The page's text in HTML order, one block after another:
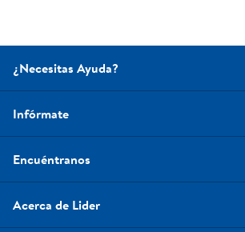
¿Necesitas Ayuda?
Infórmate
Encuéntranos
Acerca de Lider